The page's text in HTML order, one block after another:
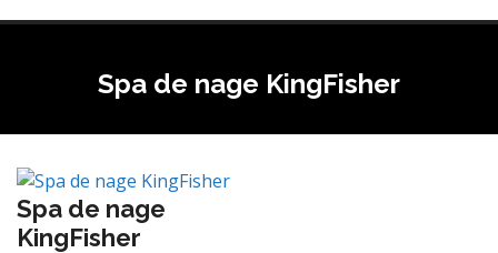
Spa de nage KingFisher
Spa de nage
KingFisher